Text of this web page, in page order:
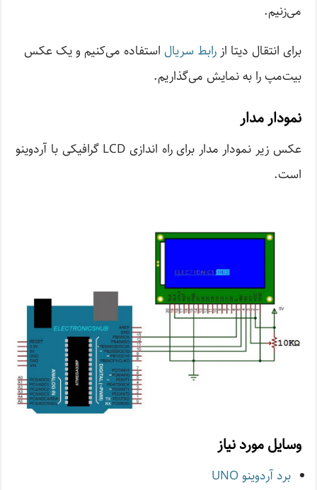
می‌زنیم.
برای انتقال دیتا ازرابط سریال استفاده می‌کنیم و یک عکس
بیت‌مپ را به نمایش می‌گذاریم.
نمودار مدار
عکس زیر نمودار مدار برای راه اندازی LCD گرافیکی با آردوینو
است.
وسایل مورد نیاز
برد آردوینو UNO